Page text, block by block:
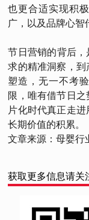
也更合适实现积
广，以及品牌心智
节日营销的背后
求的精准洞察，
塑造，无一不考
限，唯有借节日
片化时代真正走
长期价值的积累。
文章来源：母婴行
获取更多信息请关